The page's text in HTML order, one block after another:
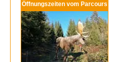
Öffnungszeiten vom Parcours